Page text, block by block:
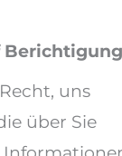
Berichtigung
uns
über Sie